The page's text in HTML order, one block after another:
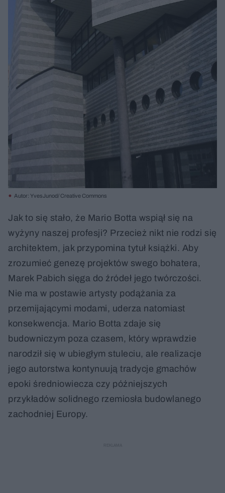
Autor: YvesJunod/ Creative Commons
Jak to się stało, że Mario Botta wspiął się na
wyżyny naszej profesji? Przecież nikt nie rodzi się
architektem, jak przypomina tytuł książki. Aby
zrozumieć genezę projektów swego bohatera,
Marek Pabich sięga do źródeł jego twórczości.
Nie ma w postawie artysty podążania za
przemijającymi modami, uderza natomiast
konsekwencja. Mario Botta zdaje się
budowniczym poza czasem, który wprawdzie
narodził się w ubiegłym stuleciu, ale realizacje
jego autorstwa kontynuują tradycje gmachów
epoki średniowiecza czy późniejszych
przykładów solidnego rzemiosła budowlanego
zachodniej Europy.